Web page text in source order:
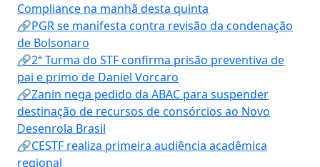
Compliance na manhã desta quinta
🔗PGR se manifesta contra revisão da condenação
de Bolsonaro
🔗2ª Turma do STF confirma prisão preventiva de
pai e primo de Daniel Vorcaro
🔗Zanin nega pedido da ABAC para suspender
destinação de recursos de consórcios ao Novo
Desenrola Brasil
🔗CESTF realiza primeira audiência acadêmica
regional